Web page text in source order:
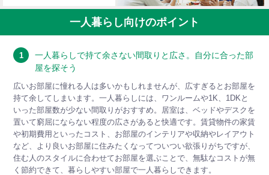
一人暮らし向けのポイント
1
一人暮らしで持て余さない間取りと広さ。自分に合った部
屋を探そう
広いお部屋に憧れる人は多いかもしれませんが、広すぎるとお部屋を
持て余してしまいます。一人暮らしには、ワンルームや1K、1DKと
いった部屋数が少ない間取りがおすすめ。居室は、ベッドやデスクを
置いて窮屈にならない程度の広さがあると快適です。賃貸物件の家賃
や初期費用といったコスト、お部屋のインテリアや収納やレイアウト
など、より良いお部屋に住みたくなってついつい欲張りがちですが、
住む人のスタイルに合わせてお部屋を選ぶことで、無駄なコストが無
く節約できて、暮らしやすい部屋で一人暮らしできます。